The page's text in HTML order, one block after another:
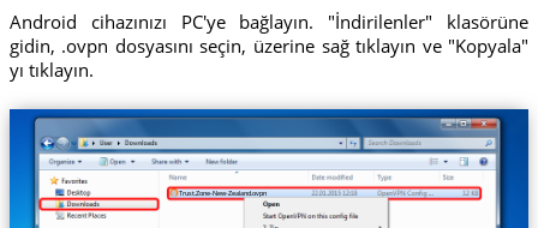
Android cihazınızı PC'ye bağlayın. "İndirilenler" klasörüne
gidin, .ovpn dosyasını seçin, üzerine sağ tıklayın ve "Kopyala"
yı tıklayın.
Trust.Zone-New-Zealand.ovpn